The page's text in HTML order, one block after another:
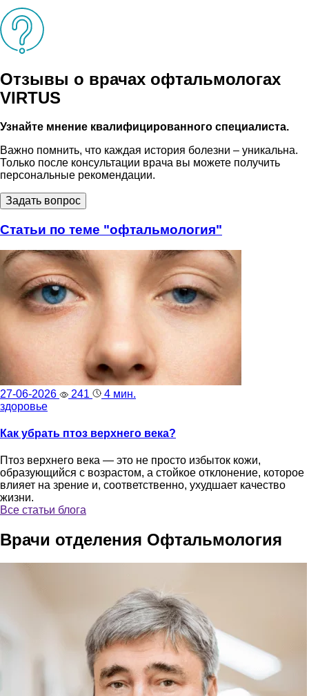
Отзывы о врачах офтальмологах
VIRTUS
Узнайте мнение квалифицированного специалиста.
Важно помнить, что каждая история болезни – уникальна.
Только после консультации врача вы можете получить
персональные рекомендации.
Задать вопрос
Статьи по теме "офтальмология"
27-06-2026 241
4 мин.
здоровье
Как убрать птоз верхнего века?
Птоз верхнего века — это не просто избыток кожи,
образующийся с возрастом, а стойкое отклонение, которое
влияет на зрение и, соответственно, ухудшает качество
жизни.
Все статьи блога
Врачи отделения Офтальмология